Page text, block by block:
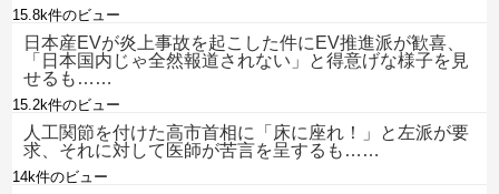
15.8k件のビュー
日本産EVが炎上事故を起こした件にEV推進派が歓喜、
「日本国内じゃ全然報道されない」と得意げな様子を見
せるも……
15.2k件のビュー
人工関節を付けた高市首相に「床に座れ！」と左派が要
求、それに対して医師が苦言を呈するも……
14k件のビュー